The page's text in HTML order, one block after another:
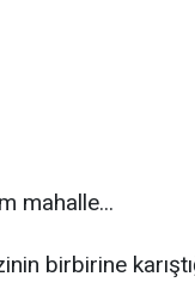
mahalle...
birbirine